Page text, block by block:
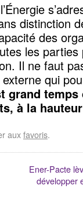
distinction
des
les
Il ne faut
qui
grand temps
à la
auxfavoris.
Ener-Pacte
développer